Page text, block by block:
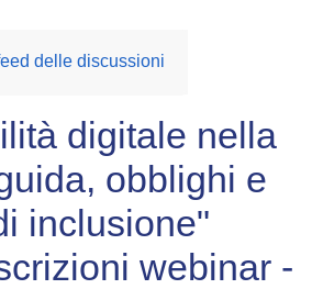
delle discussioni
digitale nella
obblighi e
inclusione"
webinar -